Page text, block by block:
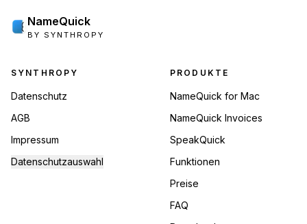
NameQuick
BY SYNTHROPY
Footer Navigation
SYNTHROPY
Datenschutz
AGB
Impressum
Datenschutzauswahl
PRODUKTE
NameQuick for Mac
NameQuick Invoices
SpeakQuick
Funktionen
Preise
FAQ